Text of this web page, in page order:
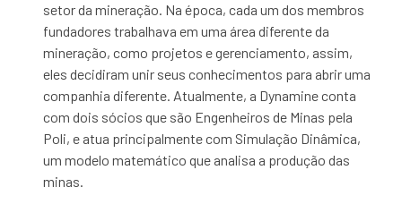
setor da mineração. Na época, cada um dos membros
fundadores trabalhava em uma área diferente da
mineração, como projetos e gerenciamento, assim,
eles decidiram unir seus conhecimentos para abrir uma
companhia diferente. Atualmente, a Dynamine conta
com dois sócios que são Engenheiros de Minas pela
Poli, e atua principalmente com Simulação Dinâmica,
um modelo matemático que analisa a produção das
minas.